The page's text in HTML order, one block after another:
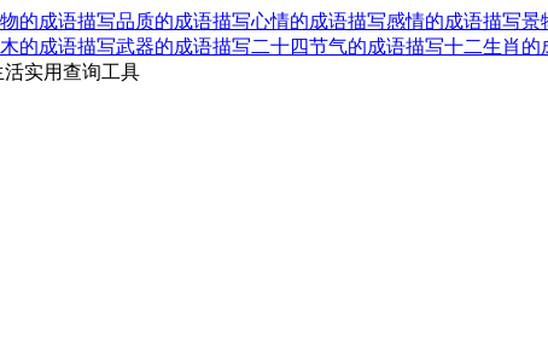
的成语描写品质的成语描写心情的成语描写感情的成语描写景
的成语描写武器的成语描写二十四节气的成语描写十二生肖的
实用查询工具